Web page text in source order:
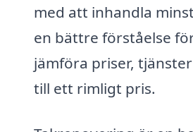
med att inhandla
en bättre förståelse
jämföra priser,
till ett rimligt pris.